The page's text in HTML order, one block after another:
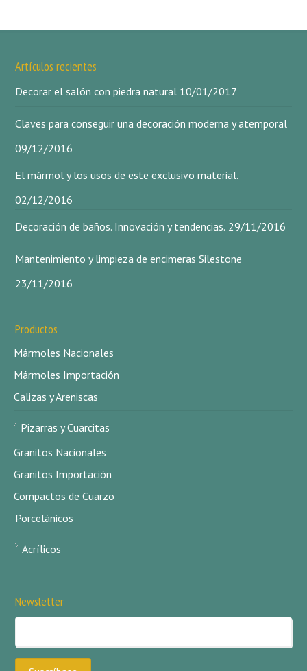
Artículos recientes
Decorar el salón con piedra natural 10/01/2017
Claves para conseguir una decoración moderna y atemporal
09/12/2016
El mármol y los usos de este exclusivo material.
02/12/2016
Decoración de baños. Innovación y tendencias. 29/11/2016
Mantenimiento y limpieza de encimeras Silestone
23/11/2016
Productos
Mármoles Nacionales
Mármoles Importación
Calizas y Areniscas
Pizarras y Cuarcitas
Granitos Nacionales
Granitos Importación
Compactos de Cuarzo
Porcelánicos
Acrílicos
Newsletter